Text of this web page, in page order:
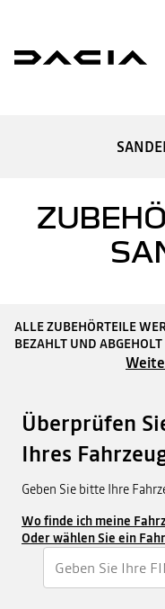
ALLE ZUBEHÖRTEILE
BEZAHLT UND ABGEHOLT
Überprüfen
Ihres
Geben Sie bitte Ihre
Wo finde ich meine
Oder wählen Sie ein